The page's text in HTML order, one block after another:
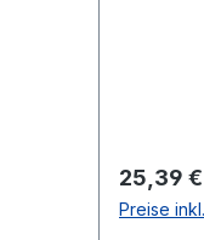
Marken-
25,39 €
Preise